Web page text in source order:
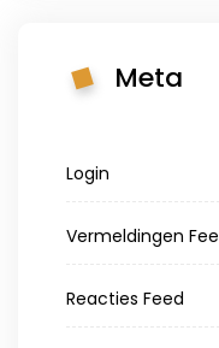
Meta
Login
Vermeldingen
Reacties Feed